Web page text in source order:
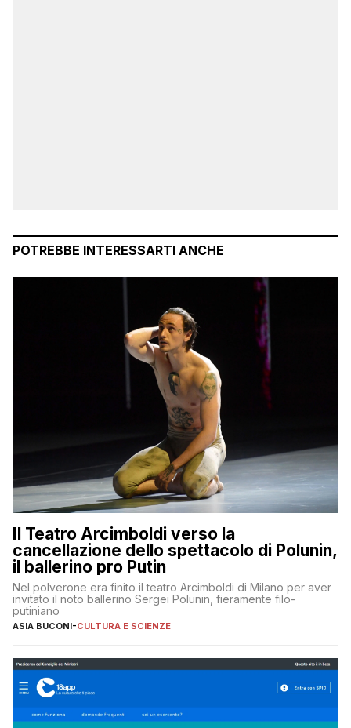
POTREBBE INTERESSARTI ANCHE
Il Teatro Arcimboldi verso la
cancellazione dello spettacolo di Polunin,
il ballerino pro Putin
Nel polverone era finito il teatro Arcimboldi di Milano per aver
invitato il noto ballerino Sergei Polunin, fieramente filo-
putiniano
ASIA BUCONI-CULTURA E SCIENZE